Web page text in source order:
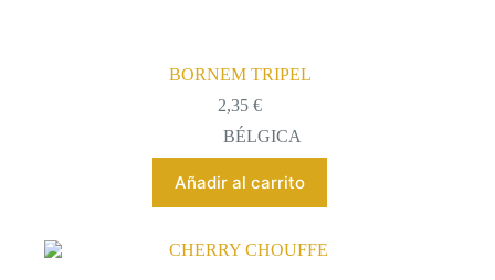
BORNEM TRIPEL
2,35€
BÉLGICA
Añadir al carrito